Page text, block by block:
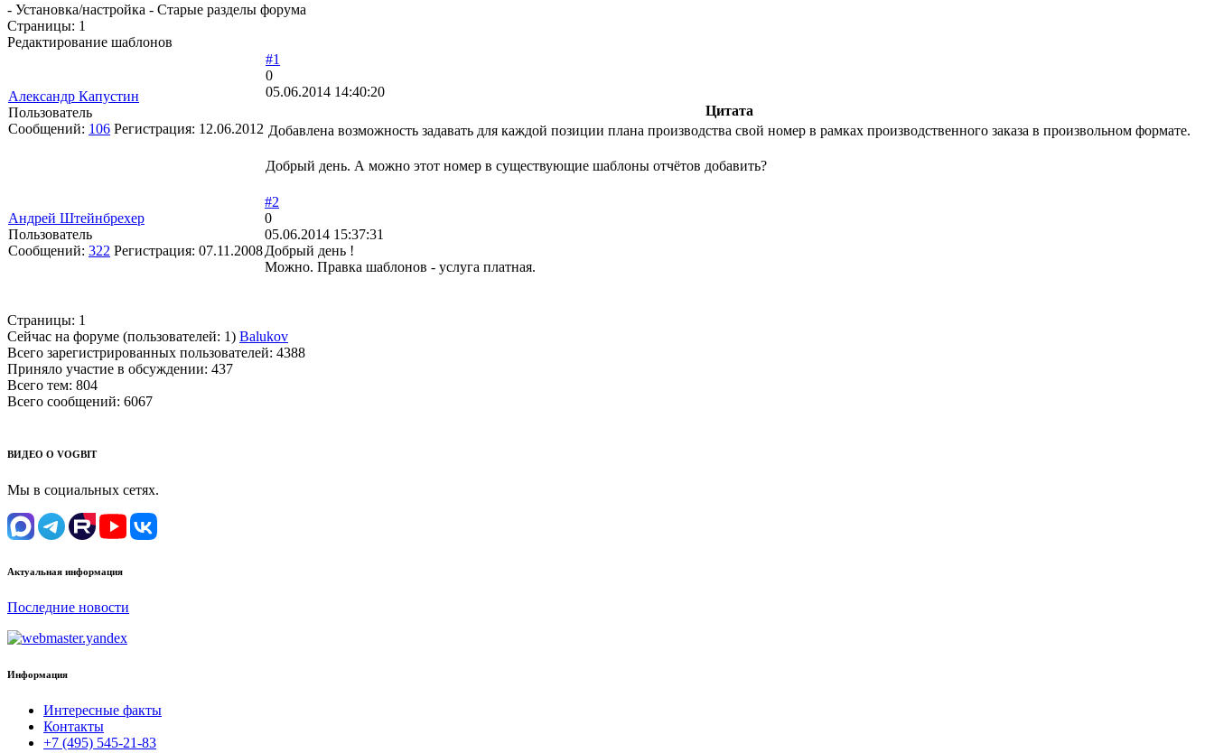
- Установка/настройка - Старые разделы форума
Страницы: 1
Редактирование шаблонов
Александр Капустин
Пользователь
Сообщений: 106 Регистрация: 12.06.2012
#1
0
05.06.2014 14:40:20
Цитата
Добавлена возможность задавать для каждой позиции плана производства свой номер в рамках производственного заказа в произвольном формате.
Добрый день. А можно этот номер в существующие шаблоны отчётов добавить?
Андрей Штейнбрехер
Пользователь
Сообщений: 322 Регистрация: 07.11.2008
#2
0
05.06.2014 15:37:31
Добрый день !
Можно. Правка шаблонов - услуга платная.
Страницы: 1
Сейчас на форуме (пользователей: 1) Balukov
Всего зарегистрированных пользователей: 4388
Приняло участие в обсуждении: 437
Всего тем: 804
Всего сообщений: 6067
ВИДЕО О VOGBIT
Мы в социальных сетях.
Актуальная информация
Последние новости
Информация
Интересные факты
Контакты
+7 (495) 545-21-83